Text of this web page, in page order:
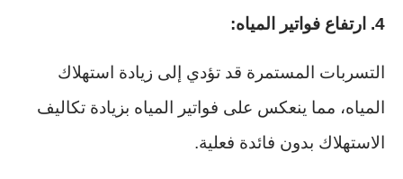
4. ارتفاع فواتير المياه:
التسربات المستمرة قد تؤدي إلى زيادة استهلاك
المياه، مما ينعكس على فواتير المياه بزيادة تكاليف
الاستهلاك بدون فائدة فعلية.